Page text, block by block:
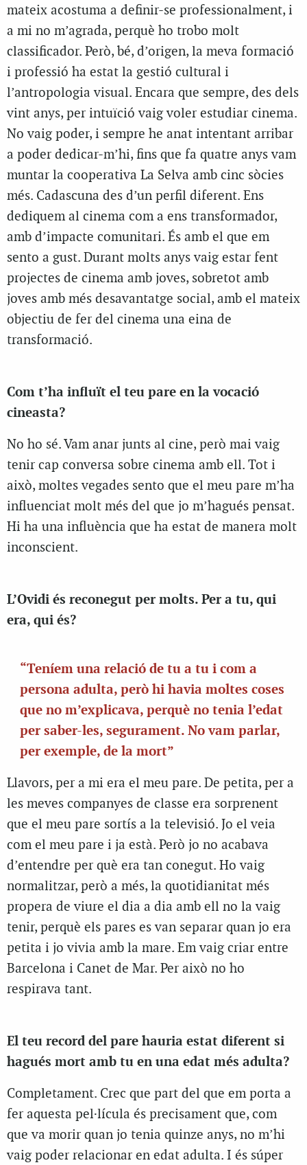
mateix acostuma a definir-se professionalment, i
a mi no m’agrada, perquè ho trobo molt
classificador. Però, bé, d’origen, la meva formació
i professió ha estat la gestió cultural i
l’antropologia visual. Encara que sempre, des dels
vint anys, per intuïció vaig voler estudiar cinema.
No vaig poder, i sempre he anat intentant arribar
a poder dedicar-m’hi, fins que fa quatre anys vam
muntar la cooperativa La Selva amb cinc sòcies
més. Cadascuna des d’un perfil diferent. Ens
dediquem al cinema com a ens transformador,
amb d’impacte comunitari. És amb el que em
sento a gust. Durant molts anys vaig estar fent
projectes de cinema amb joves, sobretot amb
joves amb més desavantatge social, amb el mateix
objectiu de fer del cinema una eina de
transformació.
Com t’ha influït el teu pare en la vocació
cineasta?
No ho sé. Vam anar junts al cine, però mai vaig
tenir cap conversa sobre cinema amb ell. Tot i
això, moltes vegades sento que el meu pare m’ha
influenciat molt més del que jo m’hagués pensat.
Hi ha una influència que ha estat de manera molt
inconscient.
L’Ovidi és reconegut per molts. Per a tu, qui
era, qui és?
“Teníem una relació de tu a tu i com a
persona adulta, però hi havia moltes coses
que no m’explicava, perquè no tenia l’edat
per saber-les, segurament. No vam parlar,
per exemple, de la mort”
Llavors, per a mi era el meu pare. De petita, per a
les meves companyes de classe era sorprenent
que el meu pare sortís a la televisió. Jo el veia
com el meu pare i ja està. Però jo no acabava
d’entendre per què era tan conegut. Ho vaig
normalitzar, però a més, la quotidianitat més
propera de viure el dia a dia amb ell no la vaig
tenir, perquè els pares es van separar quan jo era
petita i jo vivia amb la mare. Em vaig criar entre
Barcelona i Canet de Mar. Per això no ho
respirava tant.
El teu record del pare hauria estat diferent si
hagués mort amb tu en una edat més adulta?
Completament. Crec que part del que em porta a
fer aquesta pel·lícula és precisament que, com
que va morir quan jo tenia quinze anys, no m’hi
vaig poder relacionar en edat adulta. I és súper